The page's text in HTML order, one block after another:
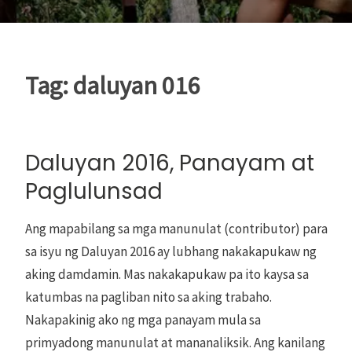
Tag:daluyan 016
Daluyan 2016, Panayam at
Paglulunsad
Ang mapabilang sa mga manunulat (contributor) para
sa isyu ng Daluyan 2016 ay lubhang nakakapukaw ng
aking damdamin. Mas nakakapukaw pa ito kaysa sa
katumbas na pagliban nito sa aking trabaho.
Nakapakinig ako ng mga panayam mula sa
primyadong manunulat at mananaliksik. Ang kanilang